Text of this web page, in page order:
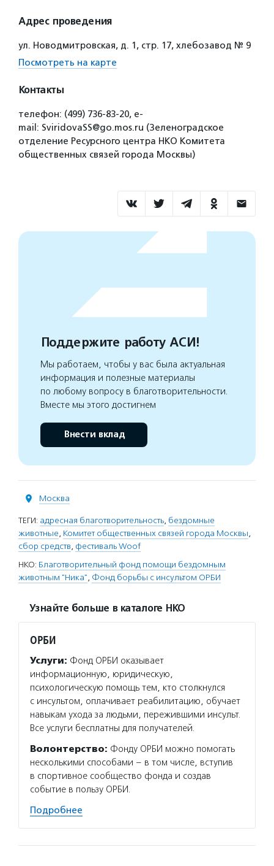
Адрес проведения
ул. Новодмитровская, д. 1, стр. 17, хлебозавод № 9
Посмотреть на карте
Контакты
телефон: (499) 736-83-20, e-
mail: SviridovaSS@go.mos.ru (Зеленоградское
отделение Ресурсного центра НКО Комитета
общественных связей города Москвы)
Поддержите работу АСИ!
Мы работаем, чтобы у вас была актуальная
информация и полезные материалы
по любому вопросу в благотворительности.
Вместе мы этого достигнем
Внести вклад
Москва
ТЕГИ: адресная благотворительность, бездомные
животные, Комитет общественных связей города Москвы,
сбор средств, фестиваль Woof
НКО: Благотворительный фонд помощи бездомным
животным "Ника", Фонд борьбы с инсультом ОРБИ
Узнайте больше в каталоге НКО
ОРБИ
Услуги: Фонд ОРБИ оказывает
информационную, юридическую,
психологическую помощь тем, кто столкнулся
с инсультом, оплачивает реабилитацию, обучает
навыкам ухода за людьми, пережившими инсульт.
Все услуги бесплатны для получателей.
Волонтерство: Фонду ОРБИ можно помогать
несколькими способами – в том числе, вступив
в спортивное сообщество фонда и создав
событие в пользу ОРБИ.
Подробнее